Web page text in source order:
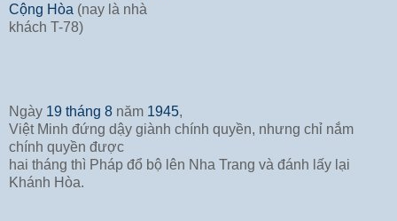
Cộng Hòa (nay là nhà
khách T-78)
Ngày 19 tháng 8 năm 1945,
Việt Minh đứng dậy giành chính quyền, nhưng chỉ nắm
chính quyền được
hai tháng thì Pháp đổ bộ lên Nha Trang và đánh lấy lại
Khánh Hòa.